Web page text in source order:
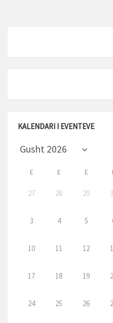
KALENDARI I EVENTEVE
E E E
27 28 29
3 4 5
10 11 12
17 18 19
24 25 26